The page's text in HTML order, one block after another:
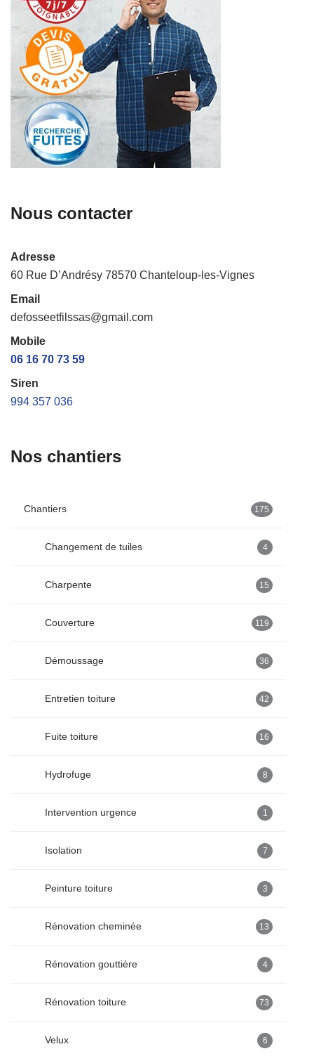
Nous contacter
Adresse
60 Rue D’Andrésy 78570 Chanteloup-les-Vignes
Email
defosseetfilssas@gmail.com
Mobile
06 16 70 73 59
Siren
994 357 036
Nos chantiers
Chantiers 175
Changement de tuiles 4
Charpente 15
Couverture 119
Démoussage 36
Entretien toiture 42
Fuite toiture 16
Hydrofuge 8
Intervention urgence 1
Isolation 7
Peinture toiture 3
Rénovation cheminée 13
Rénovation gouttière 4
Rénovation toiture 73
Velux 6